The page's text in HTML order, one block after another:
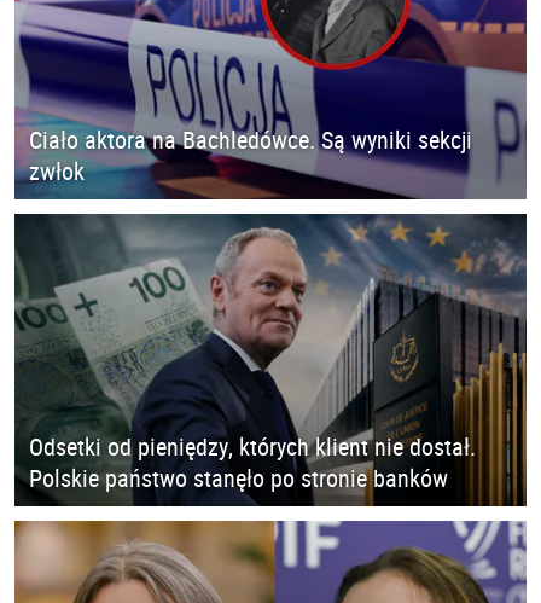
Ciało aktora na Bachledówce. Są wyniki sekcji
zwłok
Odsetki od pieniędzy, których klient nie dostał.
Polskie państwo stanęło po stronie banków